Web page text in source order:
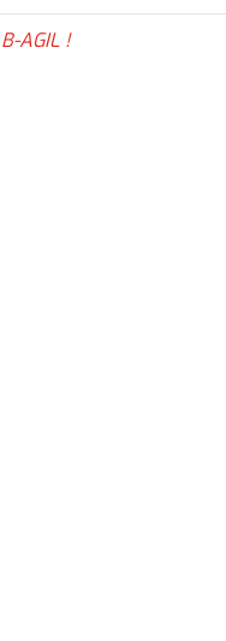
B-AGIL !